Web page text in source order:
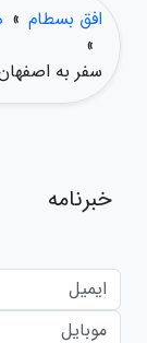
افق بسطام »
»
سفر به
خبرنامه